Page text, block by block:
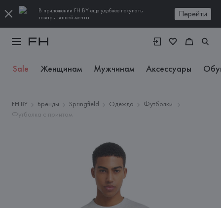
В приложении FH.BY еще удобнее покупать
товары вашей мечты
Перейти
Sale Женщинам Мужчинам Аксессуары
FH.BY Бренды Springfield Одежда
Футболки
Футболка с принтом